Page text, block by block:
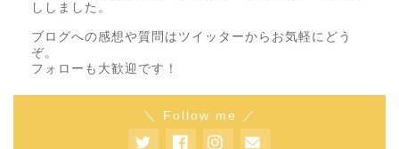
ししました。
ブログへの感想や質問はツイッターからお気軽にどう
ぞ。
フォローも大歓迎です！
＼ Follow me ／